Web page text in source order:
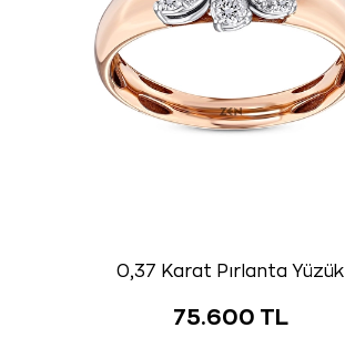
0,37 Karat Pırlanta Yüzük
75.600 TL